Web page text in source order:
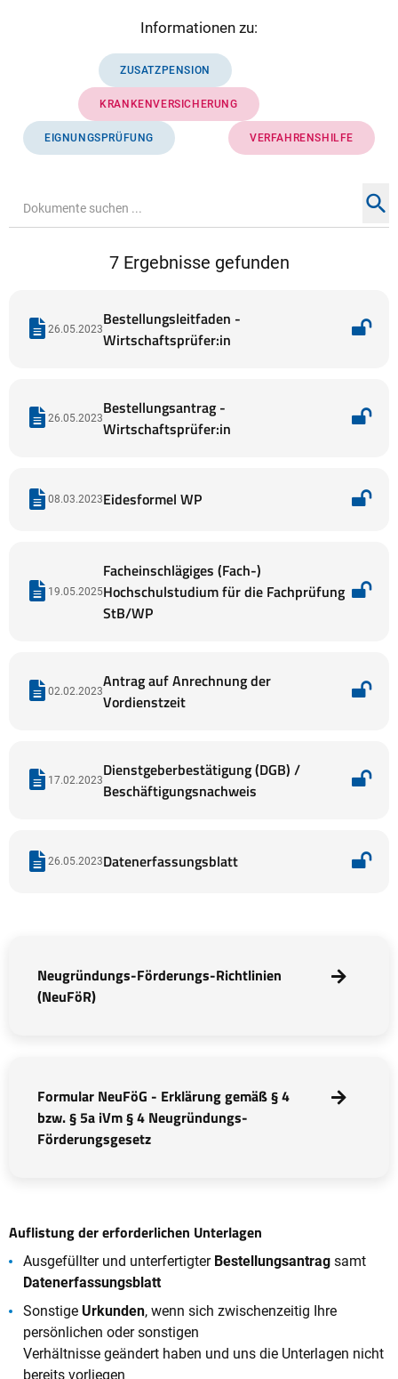
Informationen zu:
ZUSATZPENSION
KRANKENVERSICHERUNG
EIGNUNGSPRÜFUNG VERFAHRENSHILFE
7 Ergebnisse gefunden
26.05.2023Bestellungsleitfaden -
Wirtschaftsprüfer:in
26.05.2023Bestellungsantrag -
Wirtschaftsprüfer:in
08.03.2023Eidesformel WP
19.05.2025
Facheinschlägiges (Fach-)
Hochschulstudium für die Fachprüfung
StB/WP
02.02.2023Antrag auf Anrechnung der
Vordienstzeit
17.02.2023Dienstgeberbestätigung (DGB) /
Beschäftigungsnachweis
26.05.2023Datenerfassungsblatt
Neugründungs-Förderungs-Richtlinien
(NeuFöR)
Formular NeuFöG - Erklärung gemäß § 4
bzw. § 5a iVm § 4 Neugründungs-
Förderungsgesetz
Auflistung der erforderlichen Unterlagen
Ausgefüllter und unterfertigter Bestellungsantrag samt
Datenerfassungsblatt
Sonstige Urkunden, wenn sich zwischenzeitig Ihre
persönlichen oder sonstigen
Verhältnisse geändert haben und uns die Unterlagen nicht
bereits vorliegen